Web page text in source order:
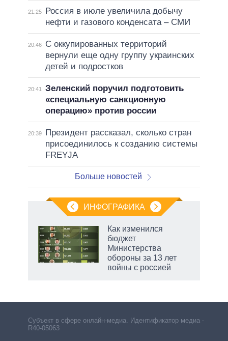
21:25
Россия в июле увеличила добычу
нефти и газового конденсата – СМИ
20:46
С оккупированных территорий
вернули еще одну группу украинских
детей и подростков
20:41
Зеленский поручил подготовить
«специальную санкционную
операцию» против россии
20:39
Президент рассказал, сколько стран
присоединилось к созданию системы
FREYJA
Больше новостей
ИНФОГРАФИКА
Как изменился
бюджет
Министерства
обороны за 13 лет
войны с россией
Субъект в сфере онлайн-медиа. Идентификатор медиа –
R40-05063